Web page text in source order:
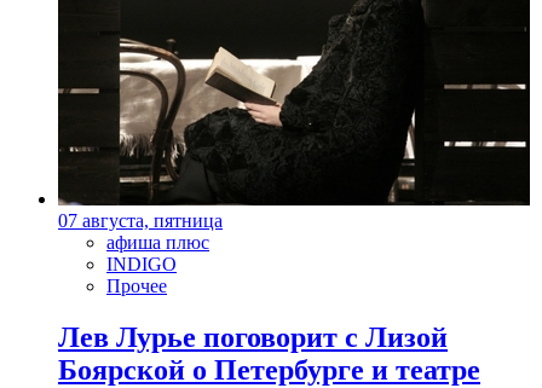
07 августа, пятница
афиша плюс
INDIGO
Прочее
Лев Лурье поговорит с Лизой
Боярской о Петербурге и театре